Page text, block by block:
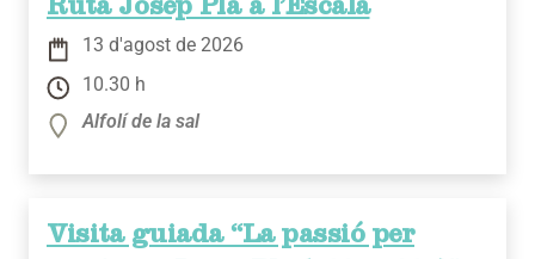
Ruta Josep Pla a l’Escala
13 d'agost de 2026
10.30 h
Alfolí de la sal
Visita guiada “La passió per